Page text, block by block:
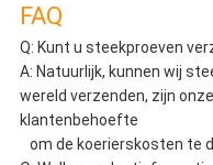
FAQ
Q: Kunt u steekproeven
A: Natuurlijk, kunnen wij
wereld verzenden, zijn
klantenbehoefte
om de koerierskosten te